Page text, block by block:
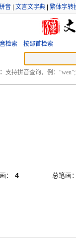
音 文言文字典 繁体字转
检索 按部首检索
支持拼音查询，例：
： 4
总笔画